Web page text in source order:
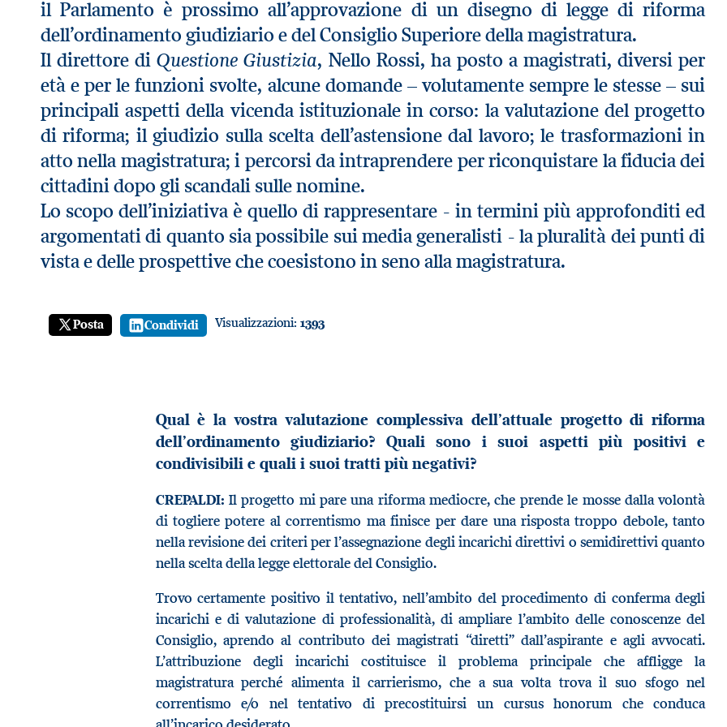
il Parlamento è prossimo all’approvazione di un disegno di legge di riforma
dell’ordinamento giudiziario e del Consiglio Superiore della magistratura.
Il direttore diQuestione Giustizia, Nello Rossi, ha posto a magistrati, diversi per
età e per le funzioni svolte, alcune domande – volutamente sempre le stesse – sui
principali aspetti della vicenda istituzionale in corso: la valutazione del progetto
di riforma; il giudizio sulla scelta dell’astensione dal lavoro; le trasformazioni in
atto nella magistratura; i percorsi da intraprendere per riconquistare la fiducia dei
cittadini dopo gli scandali sulle nomine.
Lo scopo dell’iniziativa è quello di rappresentare - in termini più approfonditi ed
argomentati di quanto sia possibile sui media generalisti - la pluralità dei punti di
vista e delle prospettive che coesistono in seno alla magistratura.
Posta Condividi Visualizzazioni: 1393
Qual è la vostra valutazione complessiva dell’attuale progetto di riforma
dell’ordinamento giudiziario? Quali sono i suoi aspetti più positivi e
condivisibili e quali i suoi tratti più negativi?
CREPALDI: Il progetto mi pare una riforma mediocre, che prende le mosse dalla volontà
di togliere potere al correntismo ma finisce per dare una risposta troppo debole, tanto
nella revisione dei criteri per l’assegnazione degli incarichi direttivi o semidirettivi quanto
nella scelta della legge elettorale del Consiglio.
Trovo certamente positivo il tentativo, nell’ambito del procedimento di conferma degli
incarichi e di valutazione di professionalità, di ampliare l’ambito delle conoscenze del
Consiglio, aprendo al contributo dei magistrati “diretti” dall’aspirante e agli avvocati.
L’attribuzione degli incarichi costituisce il problema principale che affligge la
magistratura perché alimenta il carrierismo, che a sua volta trova il suo sfogo nel
correntismo e/o nel tentativo di precostituirsi un cursus honorum che conduca